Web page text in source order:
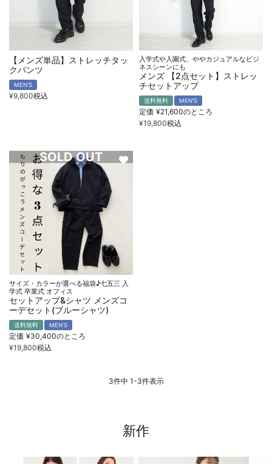
【メンズ単品】ストレッチタッ
クパンツ
MEN'S
¥9,800税込
入学式や入園式、ややカジュアルなビジ
ネスシーンにも
メンズ 【2点セット】ストレッ
チセットアップ
送料無料 MEN'S
定価 ¥21,600のところ
¥19,800税込
サイズ・カラーが選べる福袋♪七五三 入
学式 卒業式 オフィス
セットアップ&シャツ メンズコ
ーデセット(ブルーシャツ)
送料無料 MEN'S
定価 ¥30,400のところ
¥19,800税込
SOLD OUT
3件中 1-3件表示
新作